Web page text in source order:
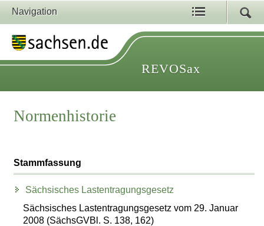
Navigation
REVOSax
Normenhistorie
Stammfassung
Sächsisches Lastentragungsgesetz
Sächsisches Lastentragungsgesetz vom 29. Januar
2008 (SächsGVBl. S. 138, 162)